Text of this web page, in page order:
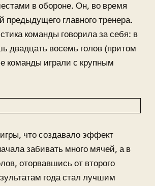
в обороне. Он, во время
главного тренера.
команды говорила за себя: в
двадцать восемь голов (притом
команды играли с крупным
что создавало эффект
забивать много мячей, а в
оторвавшись от второго
года стал лучшим